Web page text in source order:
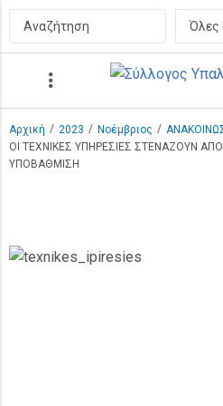
Αρχική / 2023 / Νοέμβριος /
ΟΙ ΤΕΧΝΙΚΕΣ ΥΠΗΡΕΣΙΕΣ ΣΤΕΝΑΖΟΥΝ
ΥΠΟΒΑΘΜΙΣΗ